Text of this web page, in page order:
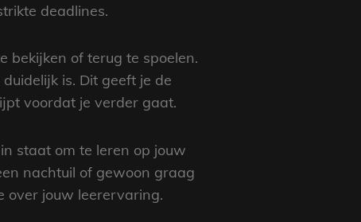
deadlines.
bekijken of terug te spoelen.
is. Dit geeft je de
voordat je verder gaat.
staat om te leren op jouw
nachtuil of gewoon graag
over jouw leerervaring.